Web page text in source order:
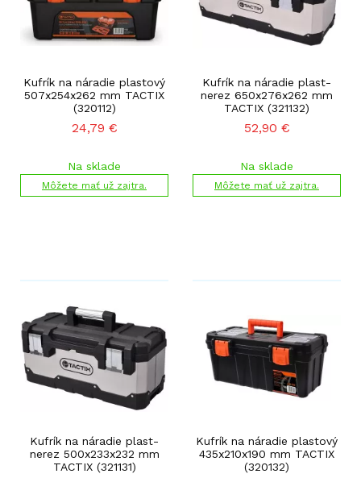
Kufrík na náradie plastový
507x254x262 mm TACTIX
(320112)
24,79 €
Na sklade
Môžete mať už zajtra.
Kufrík na náradie plast-
nerez 650x276x262 mm
TACTIX (321132)
52,90 €
Na sklade
Môžete mať už zajtra.
Kufrík na náradie plast-
nerez 500x233x232 mm
TACTIX (321131)
Kufrík na náradie plastový
435x210x190 mm TACTIX
(320132)